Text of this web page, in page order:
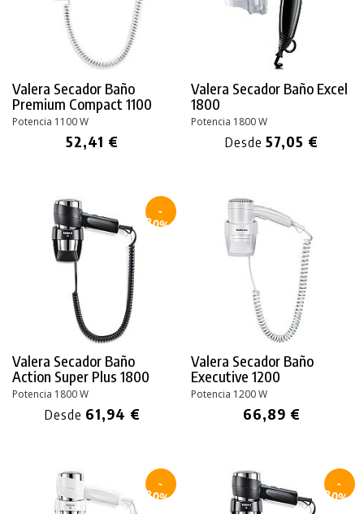
Valera Secador Baño
Premium Compact 1100
Potencia 1100 W
52,41 €
Valera Secador Baño Excel
1800
Potencia 1800 W
Desde 57,05 €
-
30%
Valera Secador Baño
Action Super Plus 1800
Potencia 1800 W
Desde 61,94 €
Valera Secador Baño
Executive 1200
Potencia 1200 W
66,89 €
-
30%
-
30%